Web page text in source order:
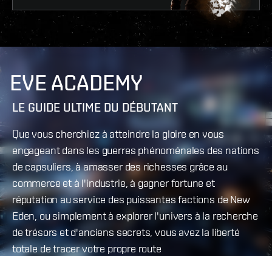
EVE ACADEMY
LE GUIDE ULTIME DU DÉBUTANT
Que vous cherchiez à atteindre la gloire en vous
engageant dans les guerres phénoménales des nations
de capsuliers, à amasser des richesses grâce au
commerce et à l'industrie, à gagner fortune et
réputation au service des puissantes factions de New
Eden, ou simplement à explorer l'univers à la recherche
de trésors et d'anciens secrets, vous avez la liberté
totale de tracer votre propre route